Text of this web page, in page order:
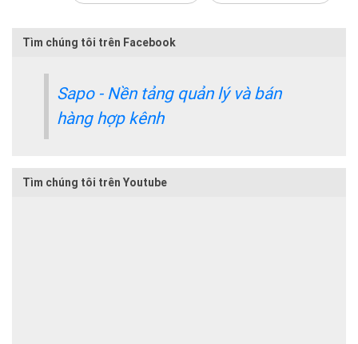
Tìm chúng tôi trên Facebook
Sapo - Nền tảng quản lý và bán
hàng hợp kênh
Tìm chúng tôi trên Youtube